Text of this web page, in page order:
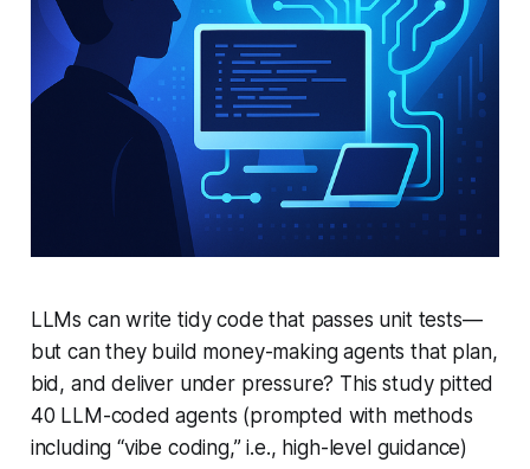
LLMs can write tidy code that passes unit tests—
but can they build money-making agents that plan,
bid, and deliver under pressure? This study pitted
40 LLM-coded agents (prompted with methods
including “vibe coding,” i.e., high-level guidance)